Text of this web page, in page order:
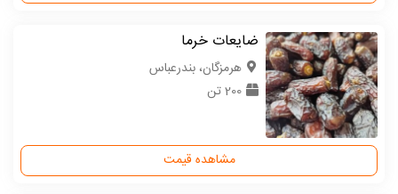
ضایعات خرما
هرمزگان، بندرعباس
200 تن
مشاهده قیمت